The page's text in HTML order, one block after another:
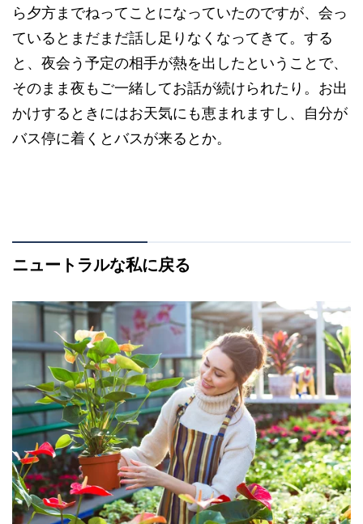
ら夕方までねってことになっていたのですが、会っ
ているとまだまだ話し足りなくなってきて。する
と、夜会う予定の相手が熱を出したということで、
そのまま夜もご一緒してお話が続けられたり。お出
かけするときにはお天気にも恵まれますし、自分が
バス停に着くとバスが来るとか。
ニュートラルな私に戻る